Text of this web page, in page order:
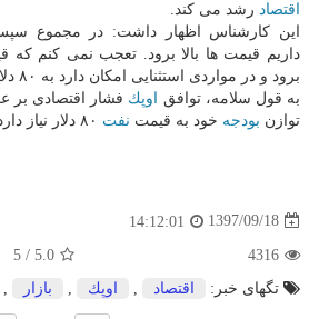
اقتصاد رشد می كند.
این كارشناس اظهار داشت: در مجموع
برود و در مواردی استثنایی امكان دارد به ۸۰ دلار برسد.
به قول سلامه، توافق
اوپك فشار اقتصادی بر
توازن بودجه خود به قیمت نفت
1397/09/18
14:12:01
4316
5.0
/
5
تگهای خبر:
اقتصاد اوپك بازار